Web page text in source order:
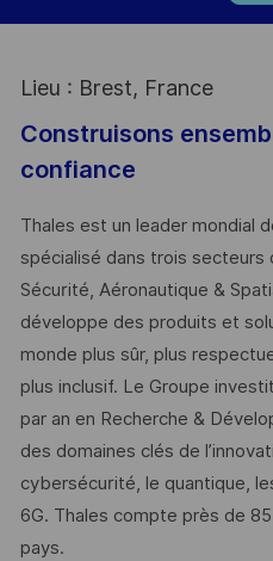
Lieu : Brest, France
Construisons
confiance
Thales est un leader mondial
spécialisé dans trois secteurs
Sécurité, Aéronautique &
développe des produits et
monde plus sûr, plus
plus inclusif. Le Groupe
par an en Recherche &
des domaines clés de
cybersécurité, le quantique,
6G. Thales compte près de
pays. ​